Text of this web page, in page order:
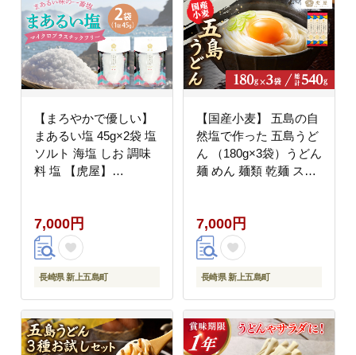
【まろやかで優しい】
まあるい塩 45g×2袋 塩
ソルト 海塩 しお 調味
料 塩 【虎屋】
7,000円
長崎県 新上五島町
【国産小麦】 五島の自
然塩で作った 五島うど
ん （180g×3袋）うどん
麺 めん 麺類 乾麺 スピ
7,000円
長崎県 新上五島町